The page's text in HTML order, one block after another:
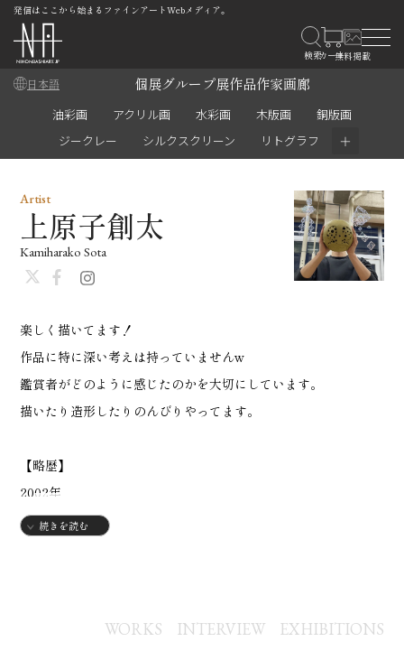
発信はここから始まるファインアートWebメディア。
日本語 個展グループ展作品作家画廊
油彩画 アクリル画 水彩画 木版画
銅版画
ジークレー
シルクスクリーン リトグラフ ＋
楽しく描いてます！
作品に特に深い考えは持っていませんw
鑑賞者がどのように感じたのかを大切にしています。
描いたり造形したりのんびりやってます。
【略歴】
2002年
・青森県八戸市生まれ
【グループ展】
続きを読む
Artist
上原子創太
Kamiharako Sota
WORKS INTERVIEW EXHIBITIONS